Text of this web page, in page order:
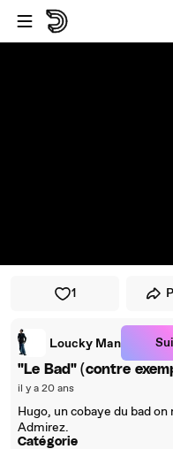
Passer au player
Passer au contenu principal
1
Loucky Man
"Le Bad" (contre
il y a 20 ans
Hugo, un cobaye du bad
Admirez.
Catégorie